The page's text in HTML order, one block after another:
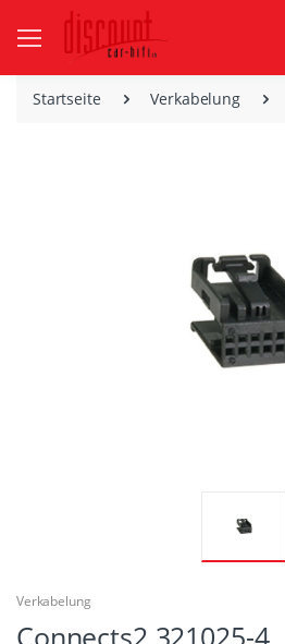
Startseite Verkabelung
Verkabelung
Connects2 321025-4